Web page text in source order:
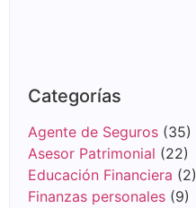
Categorías
Agente de Seguros (35)
Asesor Patrimonial (22)
Educación Financiera (2)
Finanzas personales (9)